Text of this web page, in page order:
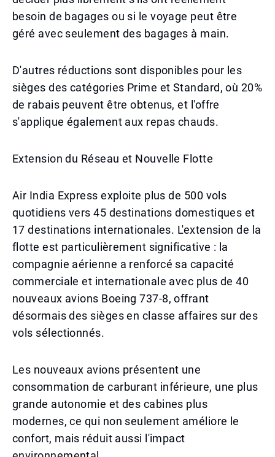
besoin de bagages ou si le voyage peut être
géré avec seulement des bagages à main.
D'autres réductions sont disponibles pour les
sièges des catégories Prime et Standard, où 20%
de rabais peuvent être obtenus, et l'offre
s'applique également aux repas chauds.
Extension du Réseau et Nouvelle Flotte
Air India Express exploite plus de 500 vols
quotidiens vers 45 destinations domestiques et
17 destinations internationales. L'extension de la
flotte est particulièrement significative : la
compagnie aérienne a renforcé sa capacité
commerciale et internationale avec plus de 40
nouveaux avions Boeing 737-8, offrant
désormais des sièges en classe affaires sur des
vols sélectionnés.
Les nouveaux avions présentent une
consommation de carburant inférieure, une plus
grande autonomie et des cabines plus
modernes, ce qui non seulement améliore le
confort, mais réduit aussi l'impact